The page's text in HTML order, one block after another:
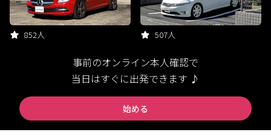
852人 507人
事前のオンライン本人確認で
当日はすぐに出発できます ♪
始める